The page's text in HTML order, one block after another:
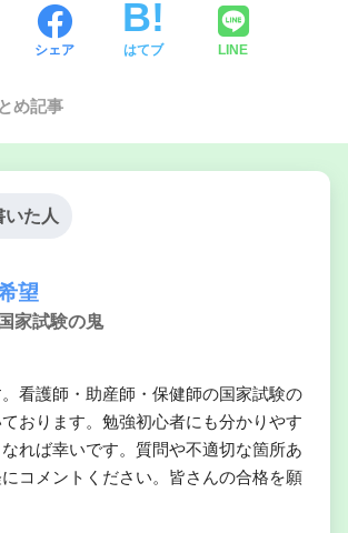
シェア はてブ LINE
め記事
いた人
望
国家試験の鬼
看護師・助産師・保健師の国家試験の
おります。勉強初心者にも分かりやす
れば幸いです。質問や不適切な箇所あ
コメントください。皆さんの合格を願